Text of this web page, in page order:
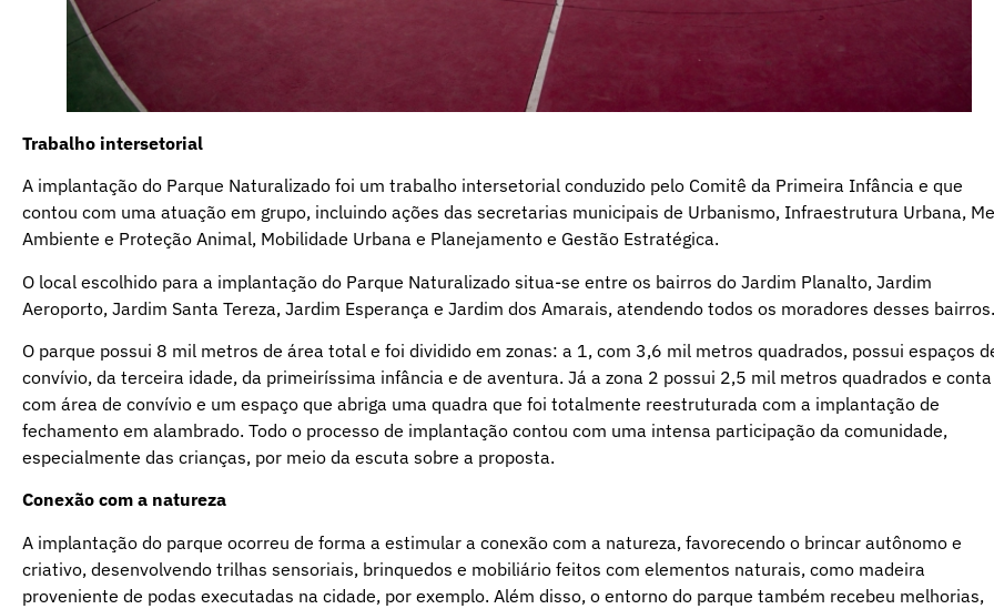
Trabalho intersetorial
A implantação do Parque Naturalizado foi um trabalho intersetorial conduzido pelo Comitê da Primeira Infância e que
contou com uma atuação em grupo, incluindo ações das secretarias municipais de Urbanismo, Infraestrutura Urbana,
Ambiente e Proteção Animal, Mobilidade Urbana e Planejamento e Gestão Estratégica.
O local escolhido para a implantação do Parque Naturalizado situa-se entre os bairros do Jardim Planalto, Jardim
Aeroporto, Jardim Santa Tereza, Jardim Esperança e Jardim dos Amarais, atendendo todos os moradores desses bairros.
O parque possui 8 mil metros de área total e foi dividido em zonas: a 1, com 3,6 mil metros quadrados, possui espaços
convívio, da terceira idade, da primeiríssima infância e de aventura. Já a zona 2 possui 2,5 mil metros quadrados e conta
com área de convívio e um espaço que abriga uma quadra que foi totalmente reestruturada com a implantação de
fechamento em alambrado. Todo o processo de implantação contou com uma intensa participação da comunidade,
especialmente das crianças, por meio da escuta sobre a proposta.
Conexão com a natureza
A implantação do parque ocorreu de forma a estimular a conexão com a natureza, favorecendo o brincar autônomo e
criativo, desenvolvendo trilhas sensoriais, brinquedos e mobiliário feitos com elementos naturais, como madeira
proveniente de podas executadas na cidade, por exemplo. Além disso, o entorno do parque também recebeu melhorias,